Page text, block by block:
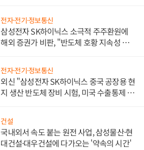
전자·전기·정보통신
삼성전자 SK하이닉스 소극적 주주환원에
해외 증권가 비판, "반도체 호황 지속성 의
전자·전기·정보통신
외신 "삼성전자 SK하이닉스 중국 공장용 현
지 생산 반도체 장비 시험, 미국 수출통제 대
건설
국내외서 속도 붙는 원전 사업, 삼성물산·현
대건설·대우건설에 다가오는 '약속의 시간'